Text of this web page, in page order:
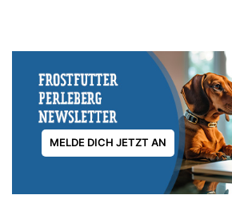
MELDE DICH JETZT AN